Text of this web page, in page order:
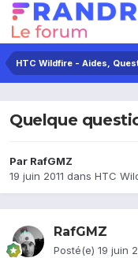
HTC Wildfire - Aides,
Quelque
Par RafGMZ
19 juin 2011 dans HTC
RafGMZ
Posté(e) 19 juin